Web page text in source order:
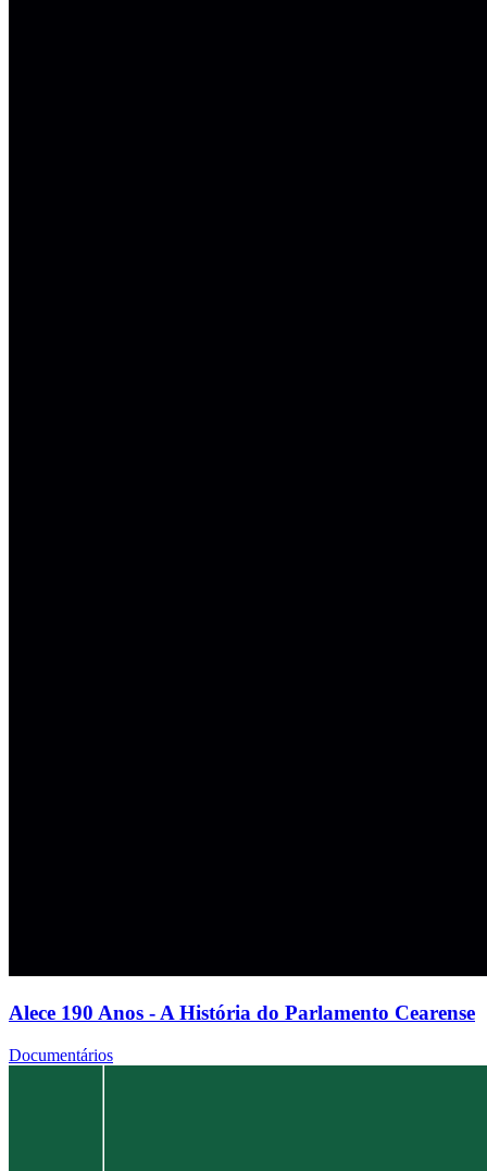
Alece 190 Anos - A História do Parlamento Cearense
Documentários